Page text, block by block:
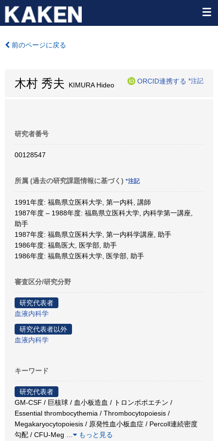
前のページに戻る
木村 秀夫 KIMURA Hideo
ORCID連携する *注記
研究者番号
00128547
所属 (過去の研究課題情報に基づく) *注記
1991年度: 福島県立医科大学, 第一内科, 講師
1987年度 – 1988年度: 福島県立医科大学, 内科学第一講座,
助手
1987年度: 福島県立医科大学, 第一内科学講座, 助手
1986年度: 福島医大, 医学部, 助手
1986年度: 福島県立医科大学, 医学部, 助手
審査区分/研究分野
研究代表者
血液内科学
研究代表者以外
血液内科学
キーワード
研究代表者
GM-CSF / 巨核球 / 血小板造血 / トロンボポエチン /
Essential thrombocythemia / Thrombocytopoiesis /
Megakaryocytopoiesis / 原発性血小板血症 / Percoll連続密度
勾配 / CFU-Meg
もっと見る